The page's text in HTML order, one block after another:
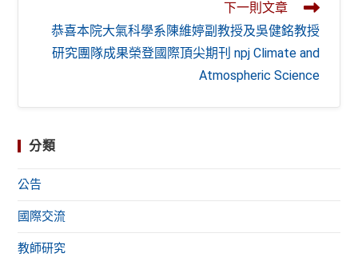
下一則文章
恭喜本院大氣科學系陳維婷副教授及吳健銘教授
研究團隊成果榮登國際頂尖期刊 npj Climate and
Atmospheric Science
分類
公告
國際交流
教師研究